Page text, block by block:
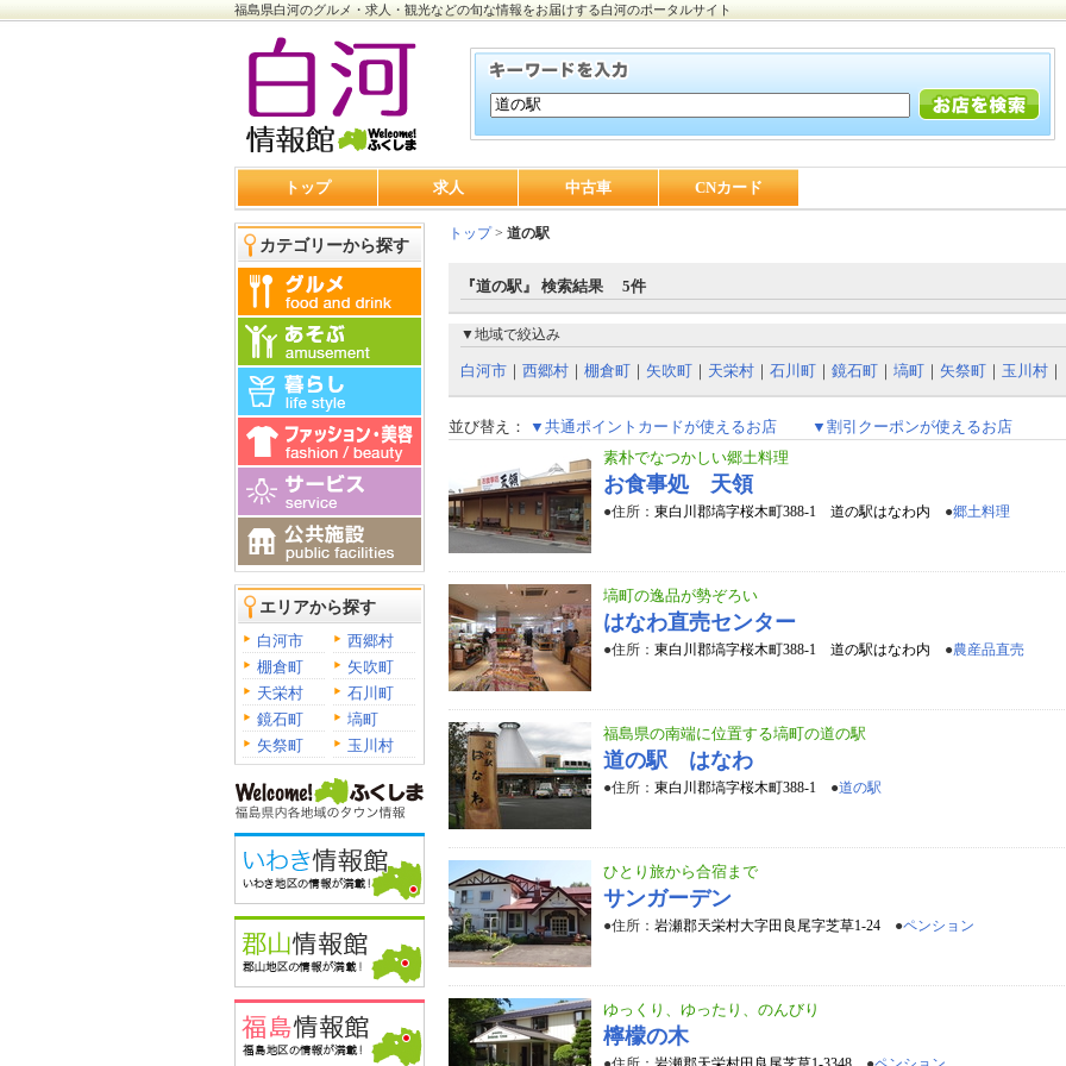
福島県白河のグルメ・求人・観光などの旬な情報をお届けする白河のポータルサイト
トップ 求人 中古車 CNカード
カテゴリーから探す
エリアから探す
白河市
西郷村
棚倉町
矢吹町
天栄村
石川町
鏡石町
塙町
矢祭町
玉川村
トップ> 道の駅
『道の駅』 検索結果 5件
▼地域で絞込み
白河市 ｜ 西郷村 ｜ 棚倉町 ｜ 矢吹町 ｜ 天栄村 ｜ 石川町 ｜ 鏡石町 ｜ 塙町 ｜ 矢祭町 ｜ 玉川村 ｜
並び替え： ▼共通ポイントカードが使えるお店
▼割引クーポンが使えるお店
素朴でなつかしい郷土料理
お食事処 天領
●住所： 東白川郡塙字桜木町388-1 道の駅はなわ内 ●郷土料理
塙町の逸品が勢ぞろい
はなわ直売センター
●住所： 東白川郡塙字桜木町388-1 道の駅はなわ内 ●農産品直売
福島県の南端に位置する塙町の道の駅
道の駅 はなわ
●住所： 東白川郡塙字桜木町388-1 ●道の駅
ひとり旅から合宿まで
サンガーデン
●住所： 岩瀬郡天栄村大字田良尾字芝草1-24 ●ペンション
ゆっくり、ゆったり、のんびり
檸檬の木